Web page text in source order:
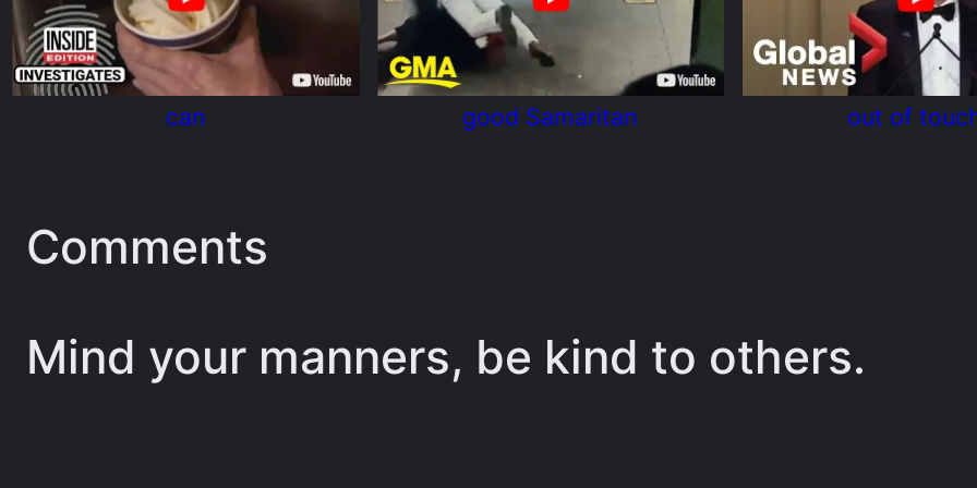
can good Samaritan out of
Comments
Mind your manners, be kind to others.